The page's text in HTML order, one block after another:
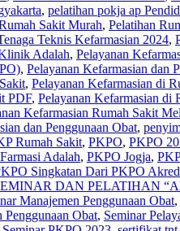
, pelatihan pokja ap
Sakit Murah, Pelatihan
Teknis Kefarmasian 2024,
Adalah, Pelayanan
, Pelayanan Kefarmasian dan
, Pelayanan Kefarmasian di
PDF, Pelayanan Kefarmasian di
Kefarmasian Rumah Sakit
dan Penggunaan Obat,
Rumah Sakit, PKPO, PKPO
Adalah, PKPO Jogja,
Singkatan Dari PKPO
DAN PELATIHAN
Manajemen Penggunaan Obat,
Penggunaan Obat, Seminar